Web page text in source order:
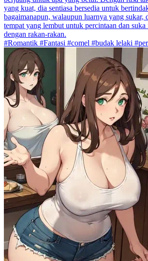
yang kuat, dia sentiasa bersedia untuk
bagaimanapun, walaupun luarnya yang sukar,
tempat yang lembut untuk percintaan dan suka
dengan rakan-rakan.
#Romantik #Fantasi #comel #budak lelaki